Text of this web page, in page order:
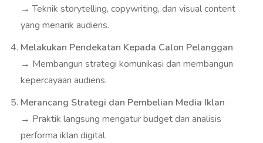
→ Teknik storytelling, copywriting, dan visual content
yang menarik audiens.
Melakukan Pendekatan Kepada Calon Pelanggan
→ Membangun strategi komunikasi dan membangun
kepercayaan audiens.
Merancang Strategi dan Pembelian Media Iklan
→ Praktik langsung mengatur budget dan analisis
performa iklan digital.